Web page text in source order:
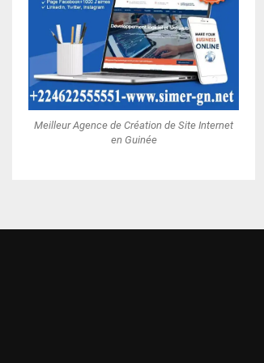
Meilleur Agence de Création de Site Internet
en Guinée